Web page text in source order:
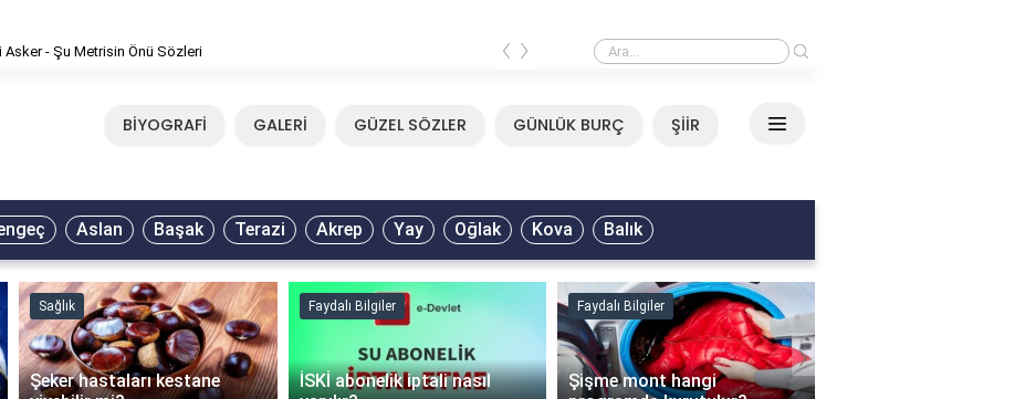
Asker - Şu Metrisin Önü Sözleri Mirkelam - Tavla Sözleri
‹ ›
BİYOGRAFİ GALERİ GÜZEL SÖZLER GÜNLÜK BURÇ ŞİİR
Aslan Başak Terazi Akrep Yay Oğlak Kova Balık
Sağlık
Şeker hastaları kestane
Faydalı Bilgiler
İSKİ abonelik iptali nasıl
Faydalı Bilgiler
Şişme mont hangi
›